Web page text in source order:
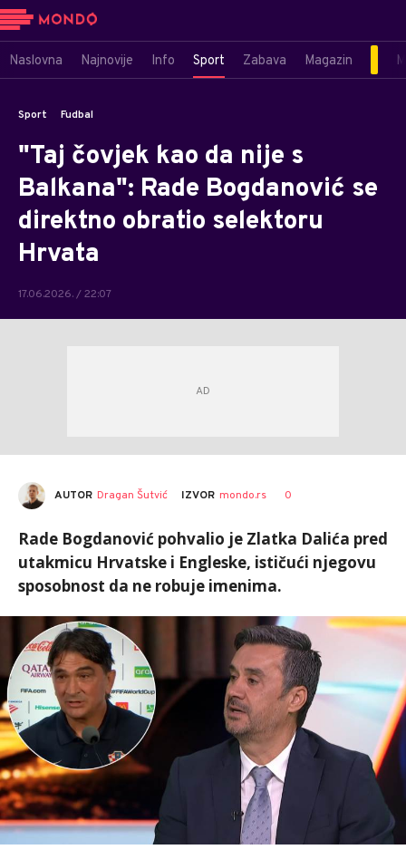
Naslovna Najnovije Info Sport Zabava Magazin
Sport Fudbal
"Taj čovjek kao da nije s
Balkana": Rade Bogdanović se
direktno obratio selektoru
Hrvata
17.06.2026. / 22:07
AUTOR Dragan Šutvić IZVOR mondo.rs 0
Rade Bogdanović pohvalio je Zlatka Dalića pred
utakmicu Hrvatske i Engleske, ističući njegovu
sposobnost da ne robuje imenima.